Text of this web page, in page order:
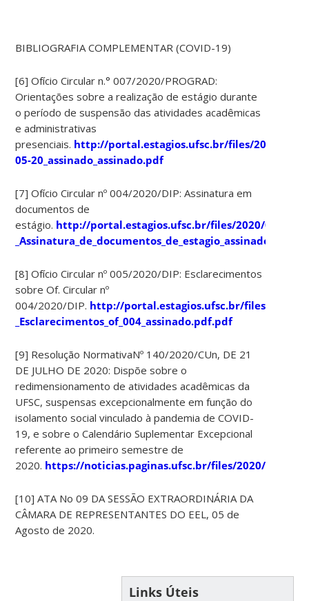
BIBLIOGRAFIA COMPLEMENTAR (COVID-19)
[6] Ofício Circular n.° 007/2020/PROGRAD:
Orientações sobre a realização de estágio durante
o período de suspensão das atividades acadêmicas
e administrativas
presenciais. http://portal.estagios.ufsc.br/files/2020/05/
05-20_assinado_assinado.pdf
[7] Ofício Circular nº 004/2020/DIP: Assinatura em
documentos de
estágio. http://portal.estagios.ufsc.br/files/2020/03/
_Assinatura_de_documentos_de_estagio_assinado.pdf
[8] Ofício Circular nº 005/2020/DIP: Esclarecimentos
sobre Of. Circular nº
004/2020/DIP. http://portal.estagios.ufsc.br/files/2020/
_Esclarecimentos_of_004_assinado.pdf.pdf
[9] Resolução NormativaNº 140/2020/CUn, DE 21
DE JULHO DE 2020: Dispõe sobre o
redimensionamento de atividades acadêmicas da
UFSC, suspensas excepcionalmente em função do
isolamento social vinculado à pandemia de COVID-
19, e sobre o Calendário Suplementar Excepcional
referente ao primeiro semestre de
2020. https://noticias.paginas.ufsc.br/files/2020/07/
[10] ATA No 09 DA SESSÃO EXTRAORDINÁRIA DA
CÂMARA DE REPRESENTANTES DO EEL, 05 de
Agosto de 2020.
Links Úteis